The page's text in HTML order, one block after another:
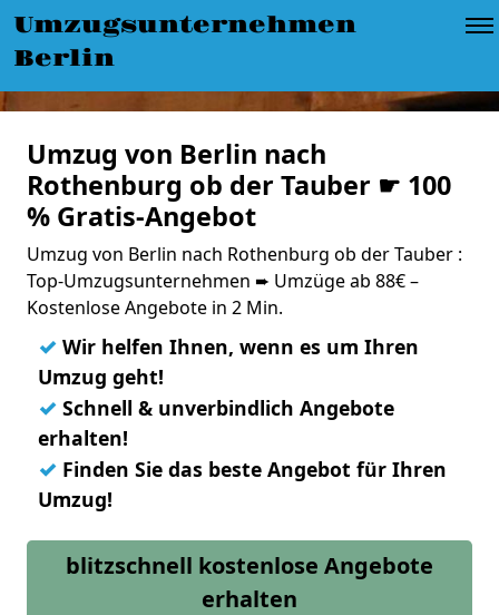
Umzugsunternehmen
Berlin
Umzug von Berlin nach
Rothenburg ob der Tauber ☛ 100
% Gratis-Angebot
Umzug von Berlin nach Rothenburg ob der Tauber :
Top-Umzugsunternehmen ➨ Umzüge ab 88€ –
Kostenlose Angebote in 2 Min.
✓ Wir helfen Ihnen, wenn es um Ihren
Umzug geht!
✓ Schnell & unverbindlich Angebote
erhalten!
✓ Finden Sie das beste Angebot für Ihren
Umzug!
blitzschnell kostenlose Angebote
erhalten